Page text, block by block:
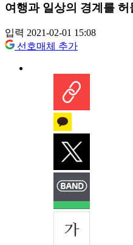
여행과 일상의 경계를 허
입력 2021-02-01 15:08
선호매체 추가